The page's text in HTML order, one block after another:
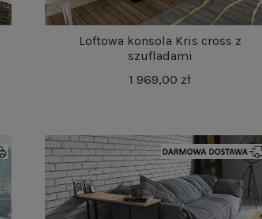
Loftowa konsola Kris cross z
szufladami
1 969,00 zł